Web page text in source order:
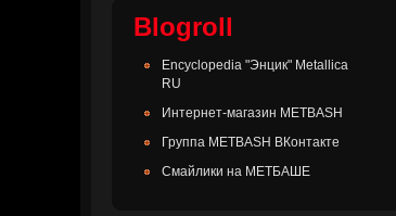
Blogroll
Encyclopedia "Энцик" Metallica
RU
Интернет-магазин METBASH
Группа METBASH ВКонтакте
Смайлики на МЕТБАШЕ